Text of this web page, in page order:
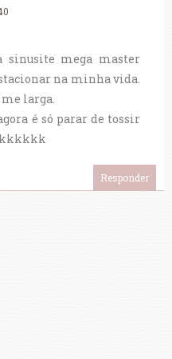
sinusite mega master
na minha vida.
me larga.
é só parar de tossir
Responder